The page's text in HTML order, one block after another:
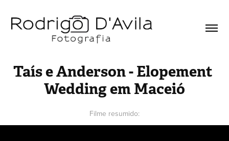
Taís e Anderson - Elopement
Wedding em Maceió
Filme resumido: